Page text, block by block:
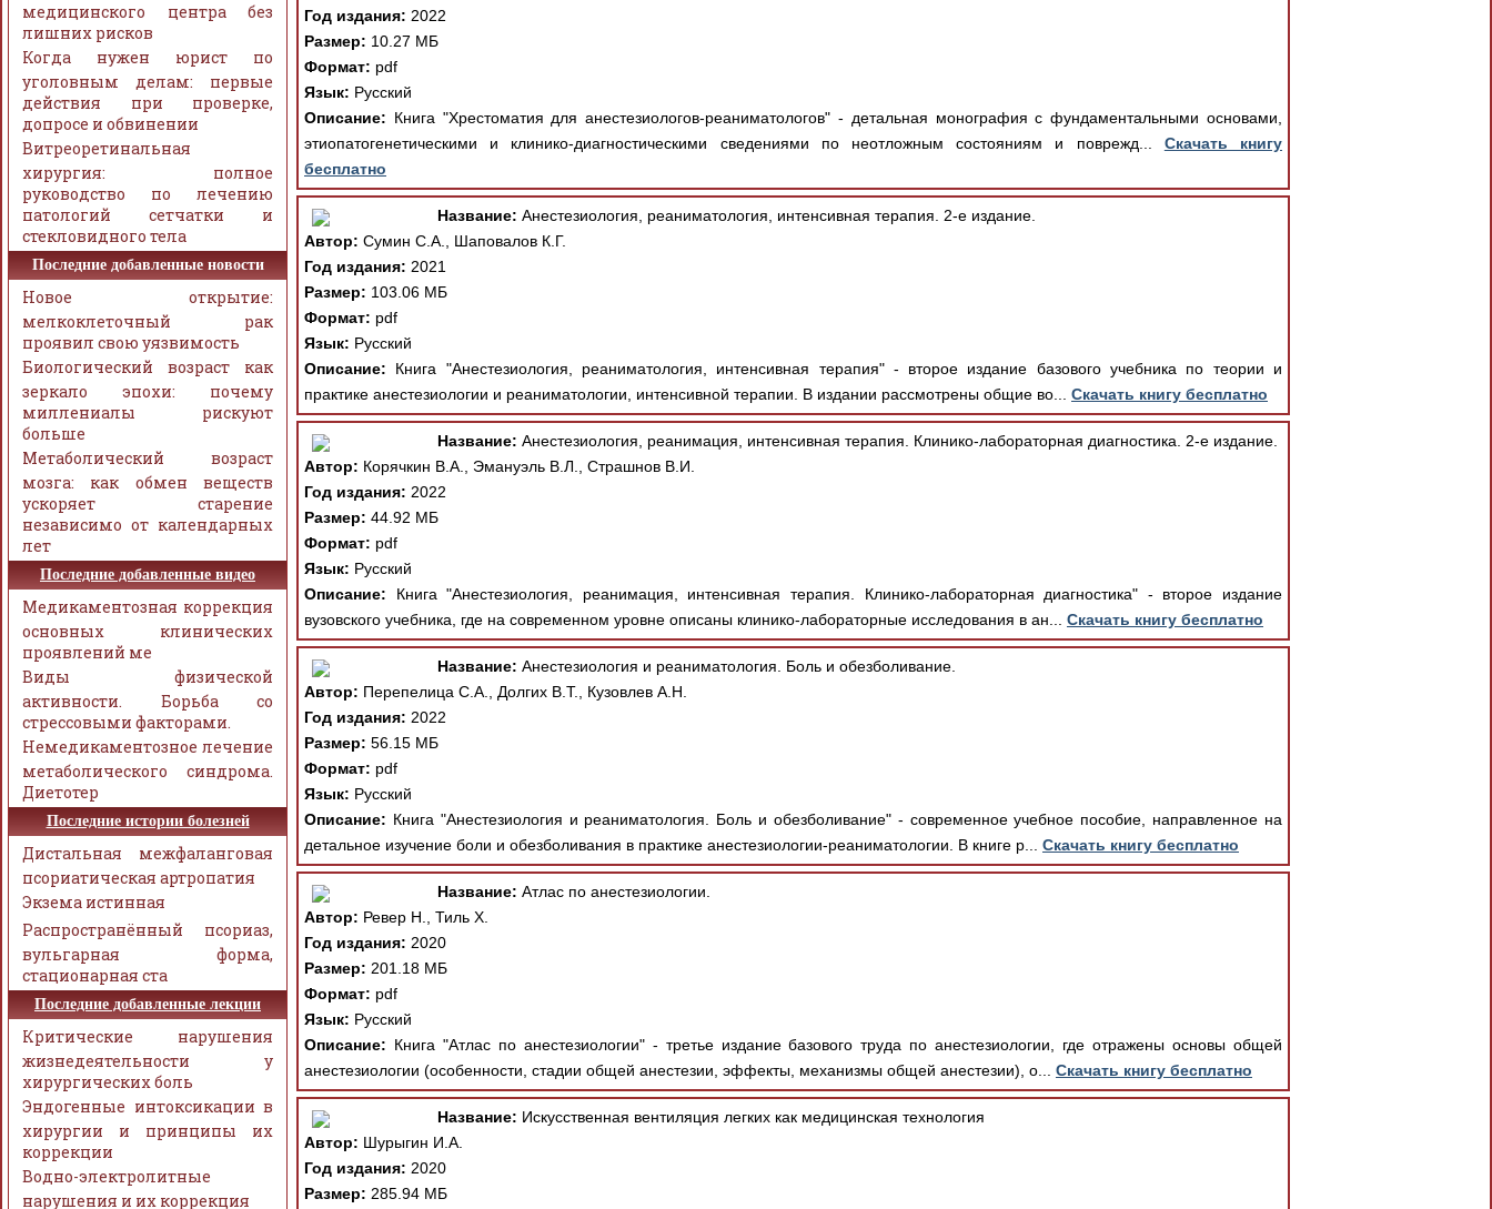
Год издания: 2022
Размер: 10.27 МБ
Формат: pdf
Язык: Русский
Описание: Книга "Хрестоматия для анестезиологов-реаниматологов" - детальная монография с фундаментальными основами,
этиопатогенетическими и клинико-диагностическими сведениями по неотложным состояниям и поврежд... Скачать книгу
бесплатно
Название: Анестезиология, реаниматология, интенсивная терапия. 2-е издание.
Автор: Сумин С.А., Шаповалов К.Г.
Год издания: 2021
Размер: 103.06 МБ
Формат: pdf
Язык: Русский
Описание: Книга "Анестезиология, реаниматология, интенсивная терапия" - второе издание базового учебника по теории и
практике анестезиологии и реаниматологии, интенсивной терапии. В издании рассмотрены общие во... Скачать книгу бесплатно
Название: Анестезиология, реанимация, интенсивная терапия. Клинико-лабораторная диагностика. 2-е издание.
Автор: Корячкин В.А., Эмануэль В.Л., Страшнов В.И.
Год издания: 2022
Размер: 44.92 МБ
Формат: pdf
Язык: Русский
Описание: Книга "Анестезиология, реанимация, интенсивная терапия. Клинико-лабораторная диагностика" - второе издание
вузовского учебника, где на современном уровне описаны клинико-лабораторные исследования в ан... Скачать книгу бесплатно
Название: Анестезиология и реаниматология. Боль и обезболивание.
Автор: Перепелица С.А., Долгих В.Т., Кузовлев А.Н.
Год издания: 2022
Размер: 56.15 МБ
Формат: pdf
Язык: Русский
Описание: Книга "Анестезиология и реаниматология. Боль и обезболивание" - современное учебное пособие, направленное на
детальное изучение боли и обезболивания в практике анестезиологии-реаниматологии. В книге р... Скачать книгу бесплатно
Название: Атлас по анестезиологии.
Автор: Ревер Н., Тиль Х.
Год издания: 2020
Размер: 201.18 МБ
Формат: pdf
Язык: Русский
Описание: Книга "Атлас по анестезиологии" - третье издание базового труда по анестезиологии, где отражены основы общей
анестезиологии (особенности, стадии общей анестезии, эффекты, механизмы общей анестезии), о... Скачать книгу бесплатно
Название: Искусственная вентиляция легких как медицинская технология
Автор: Шурыгин И.А.
Год издания: 2020
Размер: 285.94 МБ
медицинского центра без
лишних рисков
Когда нужен юрист по
уголовным делам: первые
действия при проверке,
допросе и обвинении
Витреоретинальная
хирургия: полное
руководство по лечению
патологий сетчатки и
стекловидного тела
Последние добавленные новости
Новое открытие:
мелкоклеточный рак
проявил свою уязвимость
Биологический возраст как
зеркало эпохи: почему
миллениалы рискуют
больше
Метаболический возраст
мозга: как обмен веществ
ускоряет старение
независимо от календарных
лет
Последние добавленные видео
Медикаментозная коррекция
основных клинических
проявлений ме
Виды физической
активности. Борьба со
стрессовыми факторами.
Немедикаментозное лечение
метаболического синдрома.
Диетотер
Последние истории болезней
Дистальная межфаланговая
псориатическая артропатия
Экзема истинная
Распространённый псориаз,
вульгарная форма,
стационарная ста
Последние добавленные лекции
Критические нарушения
жизнедеятельности у
хирургических боль
Эндогенные интоксикации в
хирургии и принципы их
коррекции
Водно-электролитные
нарушения и их коррекция